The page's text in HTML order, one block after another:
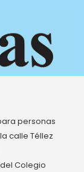
personas
calle Téllez
Colegio